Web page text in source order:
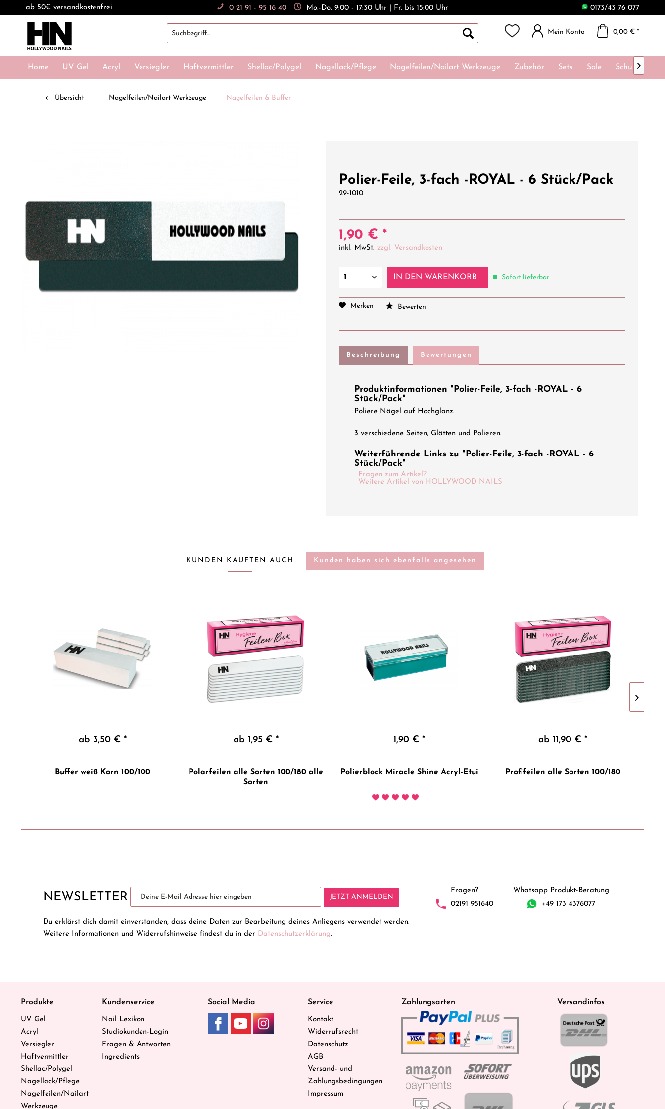
ab 50€ versandkostenfrei 0 21 91 - 95 16 40 Mo.-Do. 9:00 - 17:30 Uhr | Fr. bis 15:00 Uhr 0173/43 76 077
Mein Konto 0,00 € *
Home UV Gel Acryl Versiegler Haftvermittler Shellac/Polygel Nagellack/Pflege Nagelfeilen/Nailart Werkzeuge Zubehör Sets Sale Schulungen

Übersicht Nagelfeilen/Nailart Werkzeuge Nagelfeilen & Buffer
Polier-Feile, 3-fach -ROYAL - 6 Stück/Pack
29-1010
1,90 € *
inkl. MwSt. zzgl. Versandkosten
IN DEN WARENKORB Sofort lieferbar
Merken Bewerten
Beschreibung Bewertungen
Produktinformationen "Polier-Feile, 3-fach -ROYAL - 6
Stück/Pack"
Poliere Nägel auf Hochglanz.
3 verschiedene Seiten, Glätten und Polieren.
Weiterführende Links zu "Polier-Feile, 3-fach -ROYAL - 6
Stück/Pack"
Fragen zum Artikel?
Weitere Artikel von HOLLYWOOD NAILS
KUNDEN KAUFTEN AUCH Kunden haben sich ebenfalls angesehen
ab 3,50 € *
Buffer weiß Korn 100/100
ab 1,95 € *
Polarfeilen alle Sorten 100/180 alle
Sorten
1,90 € *
Polierblock Miracle Shine Acryl-Etui
ab 11,90 € *
Profifeilen alle Sorten 100/180
NEWSLETTER JETZT ANMELDEN
Du erklärst dich damit einverstanden, dass deine Daten zur Bearbeitung deines Anliegens verwendet werden.
Weitere Informationen und Widerrufshinweise findest du in der Datenschutzerklärung.
Fragen?
02191 951640
Whatsapp Produkt-Beratung
+49 173 4376077
Produkte
UV Gel
Acryl
Versiegler
Haftvermittler
Shellac/Polygel
Nagellack/Pflege
Nagelfeilen/Nailart
Werkzeuge
Kundenservice
Nail Lexikon
Studiokunden-Login
Fragen & Antworten
Ingredients
Social Media Service
Kontakt
Widerrufsrecht
Datenschutz
AGB
Versand- und
Zahlungsbedingungen
Impressum
Zahlungsarten Versandinfos